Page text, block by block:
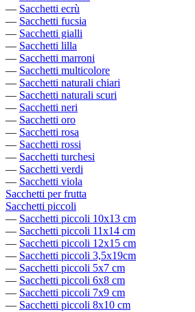
— Sacchetti ecrù
— Sacchetti fucsia
— Sacchetti gialli
— Sacchetti lilla
— Sacchetti marroni
— Sacchetti multicolore
— Sacchetti naturali chiari
— Sacchetti naturali scuri
— Sacchetti neri
— Sacchetti oro
— Sacchetti rosa
— Sacchetti rossi
— Sacchetti turchesi
— Sacchetti verdi
— Sacchetti viola
Sacchetti per frutta
Sacchetti piccoli
— Sacchetti piccoli 10x13 cm
— Sacchetti piccoli 11x14 cm
— Sacchetti piccoli 12x15 cm
— Sacchetti piccoli 3,5x19cm
— Sacchetti piccoli 5x7 cm
— Sacchetti piccoli 6x8 cm
— Sacchetti piccoli 7x9 cm
— Sacchetti piccoli 8x10 cm